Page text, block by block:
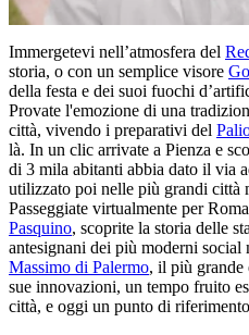
Immergetevi nell’atmosfera del
storia, o con un semplice visore
della festa e dei suoi fuochi
Provate l'emozione di una
città, vivendo i preparativi del
là. In un clic arrivate a Pienza e
di 3 mila abitanti abbia dato il via
utilizzato poi nelle più grandi città
Passeggiate virtualmente per
Pasquino, scoprite la storia delle
antesignani dei più moderni social
Massimo di Palermo, il più
sue innovazioni, un tempo fruito
città, e oggi un punto di